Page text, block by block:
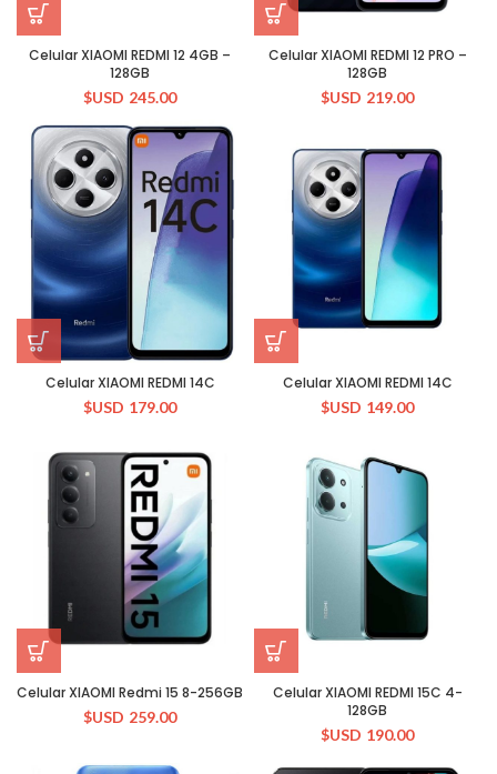
Celular XIAOMI REDMI 12 4GB –
128GB
$USD 245.00
Celular XIAOMI REDMI 12 PRO –
128GB
$USD 219.00
Celular XIAOMI REDMI 14C
$USD 179.00
Celular XIAOMI REDMI 14C
$USD 149.00
Celular XIAOMI Redmi 15 8-256GB
$USD 259.00
Celular XIAOMI REDMI 15C 4-
128GB
$USD 190.00